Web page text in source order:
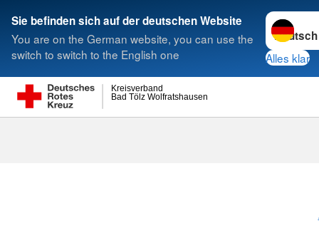
Sie befinden sich auf der deutschen Website
You are on the German website, you can use the
switch to switch to the English one
Sprache
Alles klar
Bad Tölz Wolfratshausen
Kreisverband
Suche